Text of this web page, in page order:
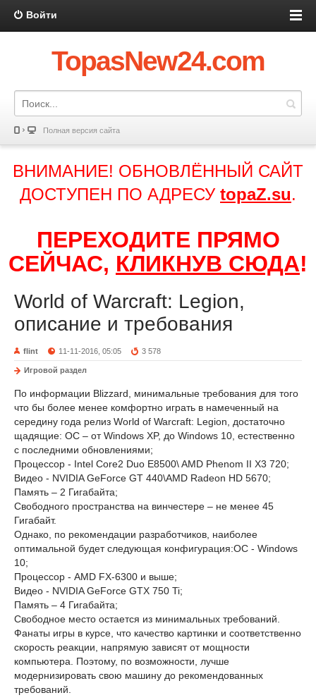
Войти
TopasNew24.com
Полная версия сайта
ВНИМАНИЕ! ОБНОВЛЁННЫЙ САЙТ
ДОСТУПЕН ПО АДРЕСУ topaZ.su.
ПЕРЕХОДИТЕ ПРЯМО
СЕЙЧАС, КЛИКНУВ СЮДА!
World of Warcraft: Legion,
описание и требования
flint 11-11-2016, 05:05 3 578
Игровой раздел
По информации Blizzard, минимальные требования для того
что бы более менее комфортно играть в намеченный на
середину года релиз World of Warcraft: Legion, достаточно
щадящие: ОС – от Windows XP, до Windows 10, естественно
с последними обновлениями;
Процессор - Intel Core2 Duo E8500\ AMD Phenom II X3 720;
Видео - NVIDIA GeForce GT 440\AMD Radeon HD 5670;
Память – 2 Гигабайта;
Свободного пространства на винчестере – не менее 45
Гигабайт.
Однако, по рекомендации разработчиков, наиболее
оптимальной будет следующая конфигурация:ОС - Windows
10;
Процессор - AMD FX-6300 и выше;
Видео - NVIDIA GeForce GTX 750 Ti;
Память – 4 Гигабайта;
Свободное место остается из минимальных требований.
Фанаты игры в курсе, что качество картинки и соответственно
скорость реакции, напрямую зависят от мощности
компьютера. Поэтому, по возможности, лучше
модернизировать свою машину до рекомендованных
требований.